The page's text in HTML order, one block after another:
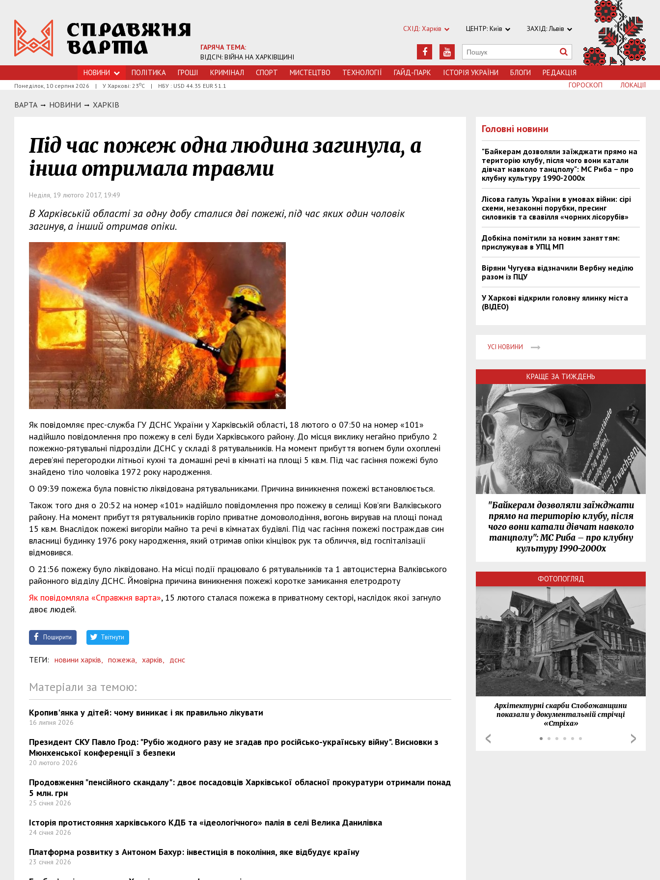
ГАРЯЧА ТЕМА:
ВІДСІЧ: ВІЙНА НА ХАРКІВЩИНІ
СХІД: Харків ЦЕНТР: Київ ЗАХІД: Львів
НОВИНИ ПОЛІТИКА ГРОШI КРИМIНАЛ СПОРТ МИСТЕЦТВО ТЕХНОЛОГIЇ ГАЙД-ПАРК ІСТОРІЯ УКРАЇНИ БЛОГИ РЕДАКЦІЯ
Понеділок, 10 серпня 2026 | У Харкові: 23оС | НБУ : USD 44.35 EUR 51.1 ЛОКАЦІЇ
ГОРОСКОП
ВАРТА НОВИНИ ХАРКIВ
Під час пожеж одна людина загинула, а
інша отримала травми
Неділя, 19 лютого 2017, 19:49
В Харківській області за одну добу сталися дві пожежі, під час яких один чоловік
загинув, а інший отримав опіки.
Як повідомляє прес-служба ГУ ДСНС України у Харківській області, 18 лютого о 07:50 на номер «101»
надійшло повідомлення про пожежу в селі Буди Харківського району. До місця виклику негайно прибуло 2
пожежно-рятувальні підрозділи ДСНС у складі 8 рятувальників. На момент прибуття вогнем були охоплені
дерев’яні перегородки літньої кухні та домашні речі в кімнаті на площі 5 кв.м. Під час гасіння пожежі було
знайдено тіло чоловіка 1972 року народження.
О 09:39 пожежа була повністю ліквідована рятувальниками. Причина виникнення пожежі встановлюється.
Також того дня о 20:52 на номер «101» надійшло повідомлення про пожежу в селищі Ков’яги Валківського
району. На момент прибуття рятувальників горіло приватне домоволодіння, вогонь вирував на площі понад
15 кв.м. Внаслідок пожежі вигоріли майно та речі в кімнатах будівлі. Під час гасіння пожежі постраждав син
власниці будинку 1976 року народження, який отримав опіки кінцівок рук та обличчя, від госпіталізації
відмовився.
О 21:56 пожежу було ліквідовано. На місці події працювало 6 рятувальників та 1 автоцистерна Валківського
районного відділу ДСНС. Ймовірна причина виникнення пожежі коротке замикання елетродроту
Як повідомляла «Справжня варта», 15 лютого сталася пожежа в приватному секторі, наслідок якої загнуло
двоє людей.
Поширити Твітнути
ТЕГИ: новини харків, пожежа, харків, дснс
Матеріали за темою:
Кропив'янка у дітей: чому виникає і як правильно лікувати
16 липня 2026
Президент СКУ Павло Грод: "Рубіо жодного разу не згадав про російсько-українську війну". Висновки з
Мюнхенської конференції з безпеки
20 лютого 2026
Продовження "пенсійного скандалу": двоє посадовців Харківської обласної прокуратури отримали понад
5 млн. грн
25 січня 2026
Історія протистояння харківського КДБ та «ідеологічного» палія в селі Велика Данилівка
24 січня 2026
Платформа розвитку з Антоном Бахур: інвестиція в покоління, яке відбудує країну
23 січня 2026
Головні новини
"Байкерам дозволяли заїжджати прямо на
територію клубу, після чого вони катали
дівчат навколо танцполу": МС Риба – про
клубну культуру 1990-2000х
Лісова галузь України в умовах війни: сірі
схеми, незаконні порубки, пресинг
силовиків та свавілля «чорних лісорубів»
Добкіна помітили за новим заняттям:
прислужував в УПЦ МП
Віряни Чугуєва відзначили Вербну неділю
разом із ПЦУ
У Харкові відкрили головну ялинку міста
(ВІДЕО)
УСІ НОВИНИ
КРАЩЕ ЗА ТИЖДЕНЬ
"Байкерам дозволяли заїжджати
прямо на територію клубу, після
чого вони катали дівчат навколо
танцполу": МС Риба – про клубну
культуру 1990-2000х
ФОТОПОГЛЯД
Архітектурні скарби Слобожанщини
показали у документальній стрічці
«Стріха»